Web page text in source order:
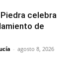
celebra
de
- agosto 8, 2026